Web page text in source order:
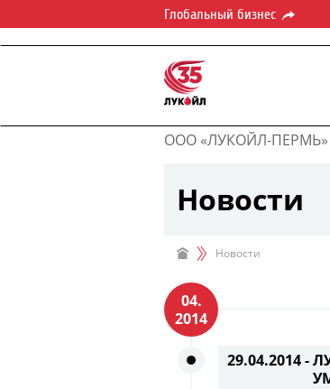
Глобальный бизнес
ООО «ЛУКОЙЛ-ПЕРМЬ»
Новости
Новости
04.
2014
29.04.2014 -